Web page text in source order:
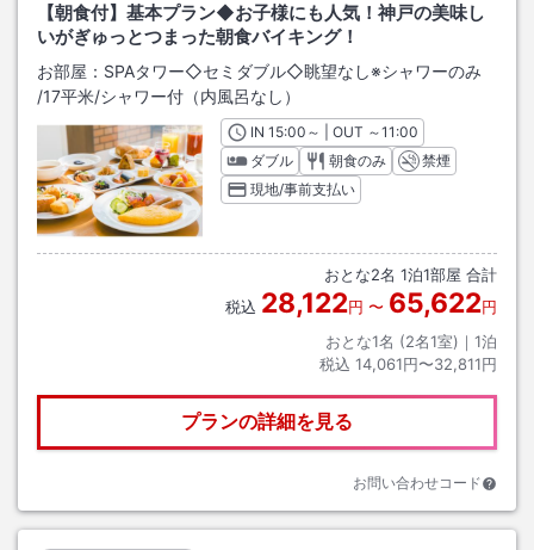
【朝食付】基本プラン◆お子様にも人気！神戸の美味し
いがぎゅっとつまった朝食バイキング！
お部屋： SPAタワー◇セミダブル◇眺望なし※シャワーのみ
/17平米/シャワー付（内風呂なし）
INチェックイン
15:00 ～ | OUT チェックアウト
～11:00
ダブル
朝食のみ
禁煙
現地/事前支払い
おとな2名 1泊1部屋 合計
税込 28,122円 〜 65,622円
おとな1名 (2名1室)｜ 1泊
税込 14,061円〜32,811円
プランの詳細を見る
お問い合わせコード